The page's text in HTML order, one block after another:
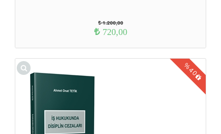
1.200,00
720,00
%40